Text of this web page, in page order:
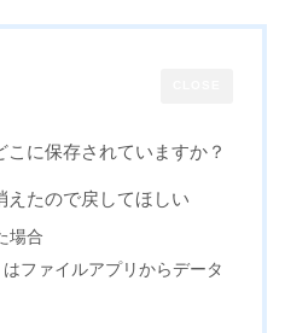
に保存されていますか？
えたので戻してほしい
場合
ファイルアプリからデータ